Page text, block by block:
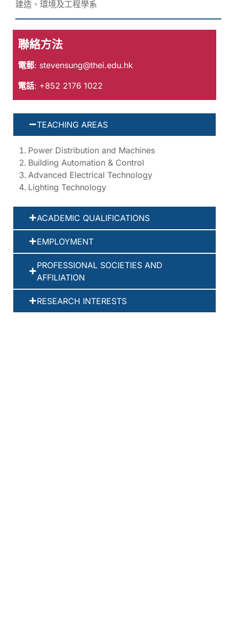
建造、環境及工程學系
聯絡方法
電郵: stevensung@thei.edu.hk
電話: +852 2176 1022
TEACHING AREAS
Power Distribution and Machines
Building Automation & Control
Advanced Electrical Technology
Lighting Technology
ACADEMIC QUALIFICATIONS
EMPLOYMENT
PROFESSIONAL SOCIETIES AND
AFFILIATION
RESEARCH INTERESTS